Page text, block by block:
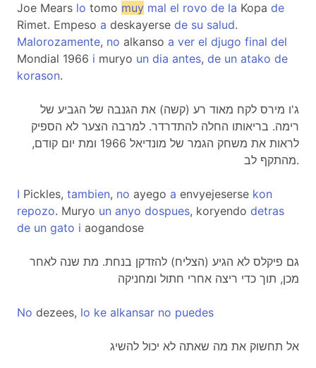
Joe Mears lo tomo muy mal el rovo de la Kopa de
Rimet. Empeso a deskayerse de su salud.
Malorozamente, no alkanso a ver el djugo final del
Mondial 1966 i muryo un dia antes, de un atako de
korason.
ג'ו מירס לקח מאוד רע (קשה) את הגנבה של הגביע של
רימה. בריאותו החלה להתדרדר. למרבה הצער לא הספיק
לראות את משחק הגמר של מונדיאל 1966 ומת יום קודם,
מהתקף לב.
I Pickles, tambien, no ayego a envyejeserse kon
repozo. Muryo un anyo dospues, koryendo detras
de un gato i aogandose
גם פיקלס לא הגיע (הצליח) להזדקן בנחת. מת שנה לאחר
מכן, תוך כדי ריצה אחרי חתול ומחניקה
No dezees, lo ke alkansar no puedes
אל תחשוק את מה שאתה לא יכול להשיג